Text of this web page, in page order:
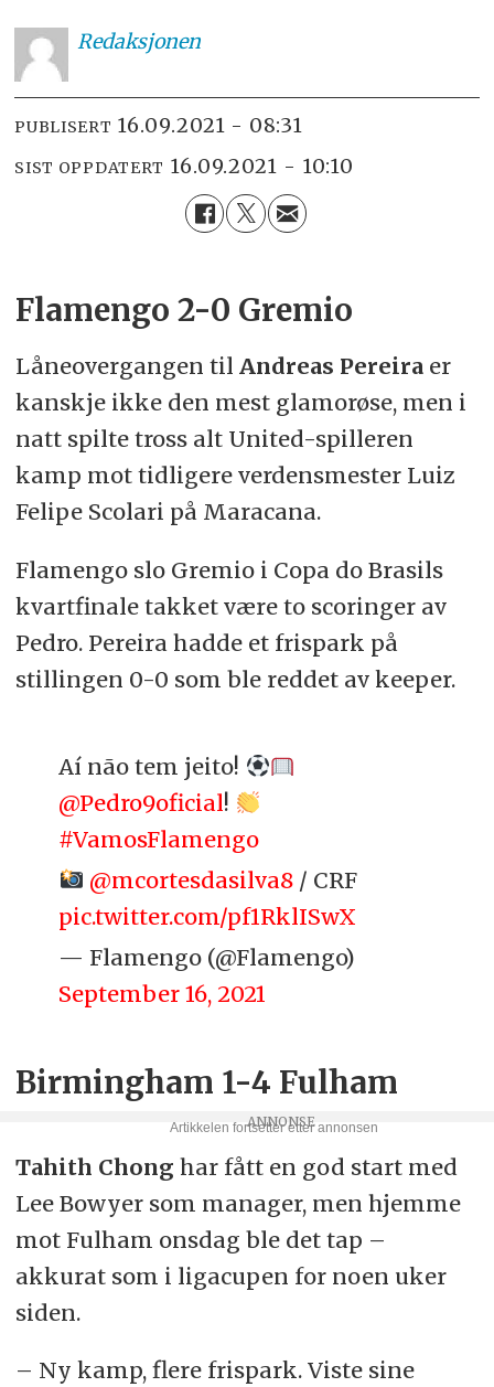
Redaksjonen
PUBLISERT 16.09.2021 - 08:31
SIST OPPDATERT 16.09.2021 - 10:10
Flamengo 2-0 Gremio
Låneovergangen til Andreas Pereiraer
kanskje ikke den mest glamorøse, men i
natt spilte tross alt United-spilleren
kamp mot tidligere verdensmester Luiz
Felipe Scolari på Maracana.
Flamengo slo Gremio i Copa do Brasils
kvartfinale takket være to scoringer av
Pedro. Pereira hadde et frispark på
stillingen 0-0 som ble reddet av keeper.
Aí não tem jeito!
@Pedro9oficial!
#VamosFlamengo
@mcortesdasilva8/ CRF
pic.twitter.com/pf1RklISwX
— Flamengo (@Flamengo)
September 16, 2021
Birmingham 1-4 Fulham
Tahith Chong har fått en god start med
Lee Bowyer som manager, men hjemme
mot Fulham onsdag ble det tap –
akkurat som i ligacupen for noen uker
siden.
– Ny kamp, flere frispark. Viste sine